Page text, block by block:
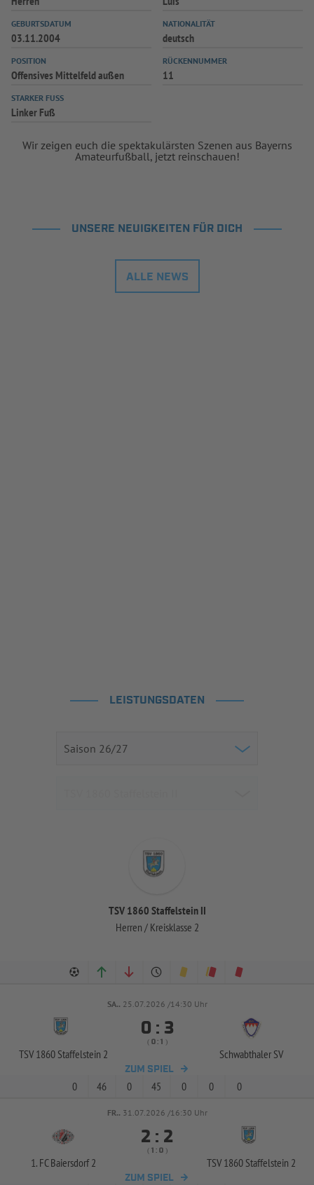
GEBURTSDATUM
03.11.2004
NATIONALITÄT
deutsch
POSITION
Offensives Mittelfeld außen
RÜCKENNUMMER
11
STARKER FUSS
Linker Fuß
Wir zeigen euch die spektakulärsten Szenen aus Bayerns
Amateurfußball, jetzt reinschauen!
UNSERE NEUIGKEITEN FÜR DICH
ALLE NEWS
LEISTUNGSDATEN
TSV 1860 Staffelstein II
Herren / Kreisklasse 2
SA.. 25.07.2026 /14:30 Uhr
TSV 1860 Staffelstein 2
 : 
( :  )
Schwabthaler SV
ZUM SPIEL
0 46 0 45 0 0 0
FR.. 31.07.2026 /16:30 Uhr
1. FC Baiersdorf 2
 : 
(  :  )
TSV 1860 Staffelstein 2
ZUM SPIEL